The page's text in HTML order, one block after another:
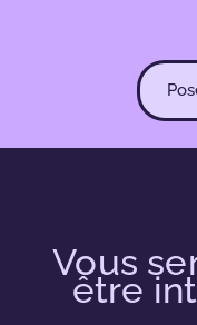
Vous
être